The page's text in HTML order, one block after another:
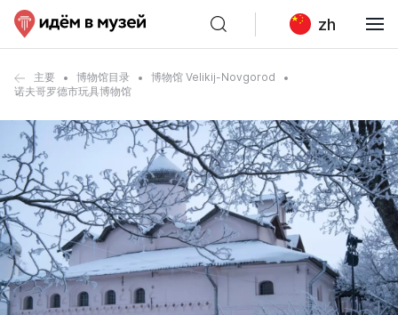
zh
主要 博物馆目录
博物馆 Velikij-Novgorod
诺夫哥罗德市玩具博物馆